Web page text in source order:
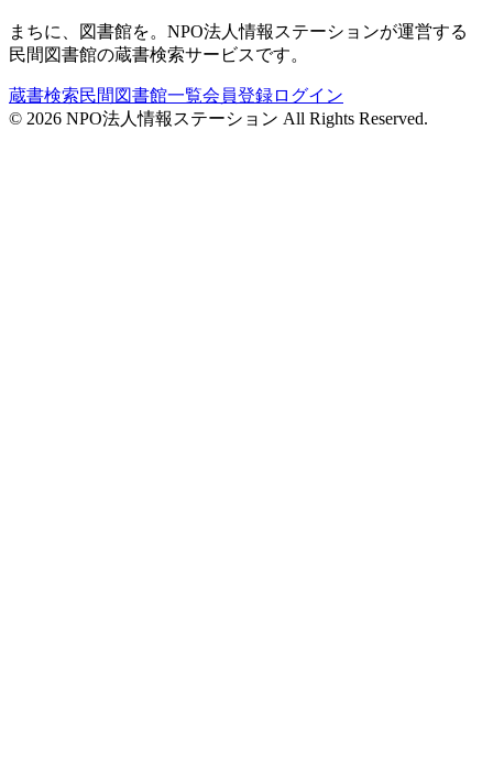
まちに、図書館を。NPO法人情報ステーションが運営する
民間図書館の蔵書検索サービスです。
蔵書検索民間図書館一覧会員登録ログイン
© 2026 NPO法人情報ステーション All Rights Reserved.